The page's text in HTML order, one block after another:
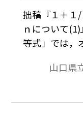
拙稿『１＋
ｎについて
等式」では，
１/ｎとloｇ
は，「Tosho
山口県